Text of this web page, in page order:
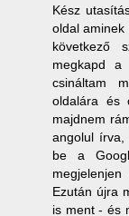
Kész
oldal aminek
következő
megkapd a
csináltam
oldalára és
majdnem
angolul írva,
be a
Ezután újra
is ment - és